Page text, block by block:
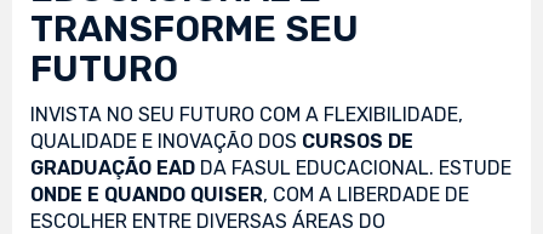
TRANSFORME SEU
FUTURO
INVISTA NO SEU FUTURO COM A FLEXIBILIDADE,
QUALIDADE E INOVAÇÃO DOS CURSOS DE
GRADUAÇÃO EAD DA FASUL EDUCACIONAL. ESTUDE
ONDE E QUANDO QUISER, COM A LIBERDADE DE
ESCOLHER ENTRE DIVERSAS ÁREAS DO